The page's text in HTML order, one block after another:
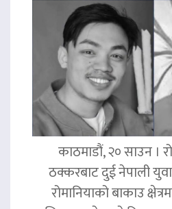
काठमाडौं, २० साउन ।
ठक्करबाट दुई नेपाली
रोमानियाको बाकाउ